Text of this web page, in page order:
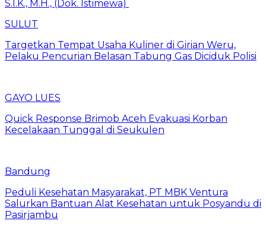
SULUT
Targetkan Tempat Usaha Kuliner di Girian Weru,
Pelaku Pencurian Belasan Tabung Gas Diciduk Polisi
GAYO LUES
Quick Response Brimob Aceh Evakuasi Korban
Kecelakaan Tunggal di Seukulen
Bandung
Peduli Kesehatan Masyarakat, PT MBK Ventura
Salurkan Bantuan Alat Kesehatan untuk Posyandu di
Pasirjambu